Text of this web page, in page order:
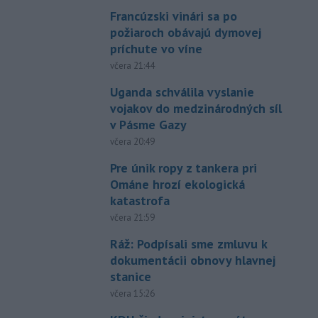
Francúzski vinári sa po
požiaroch obávajú dymovej
príchute vo víne
včera 21:44
Uganda schválila vyslanie
vojakov do medzinárodných síl
v Pásme Gazy
včera 20:49
Pre únik ropy z tankera pri
Ománe hrozí ekologická
katastrofa
včera 21:59
Ráž: Podpísali sme zmluvu k
dokumentácii obnovy hlavnej
stanice
včera 15:26